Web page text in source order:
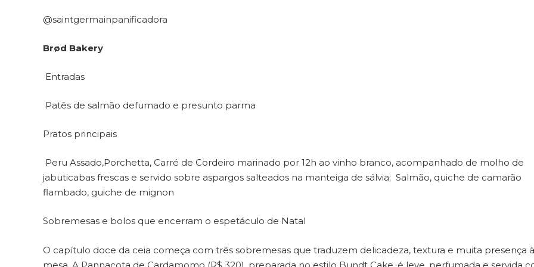
@saintgermainpanificadora
Brød Bakery
Entradas
Patês de salmão defumado e presunto parma
Pratos principais
Peru Assado,Porchetta, Carré de Cordeiro marinado por 12h ao vinho branco, acompanhado de molho de
jabuticabas frescas e servido sobre aspargos salteados na manteiga de sálvia; Salmão, quiche de camarão
flambado, guiche de mignon
Sobremesas e bolos que encerram o espetáculo de Natal
O capítulo doce da ceia começa com três sobremesas que traduzem delicadeza, textura e muita presença à
mesa. A Pannacota de Cardamomo (R$ 320), preparada no estilo Bundt Cake, é leve, perfumada e servida